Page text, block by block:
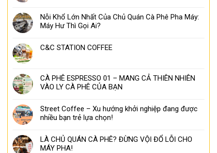
Nỗi Khổ Lớn Nhất Của Chủ Quán Cà Phê Pha Máy:
Máy Hư Thì Gọi Ai?
C&C STATION COFFEE
CÀ PHÊ ESPRESSO 01 – MANG CẢ THIÊN NHIÊN
VÀO LY CÀ PHÊ CỦA BẠN
Street Coffee – Xu hướng khởi nghiệp đang được
nhiều bạn trẻ lựa chọn!
LÀ CHỦ QUÁN CÀ PHÊ? ĐỪNG VỘI ĐỔ LỖI CHO
MÁY PHA!